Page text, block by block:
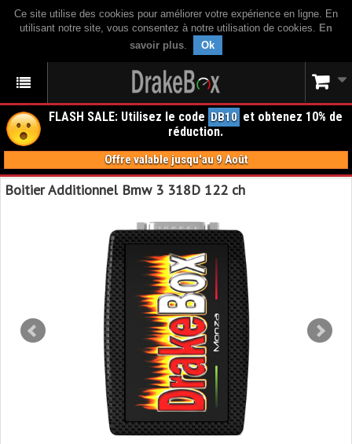
Ce site utilise des cookies pour améliorer votre expérience en ligne. En
utilisant notre site, vous consentez à notre utilisation de cookies. En
savoir plus. Ok
FLASH SALE: Utilisez le code DB10 et obtenez 10% de
réduction.
Offre valable jusqu'au 9 Août
Boitier Additionnel Bmw 3 318D 122 ch